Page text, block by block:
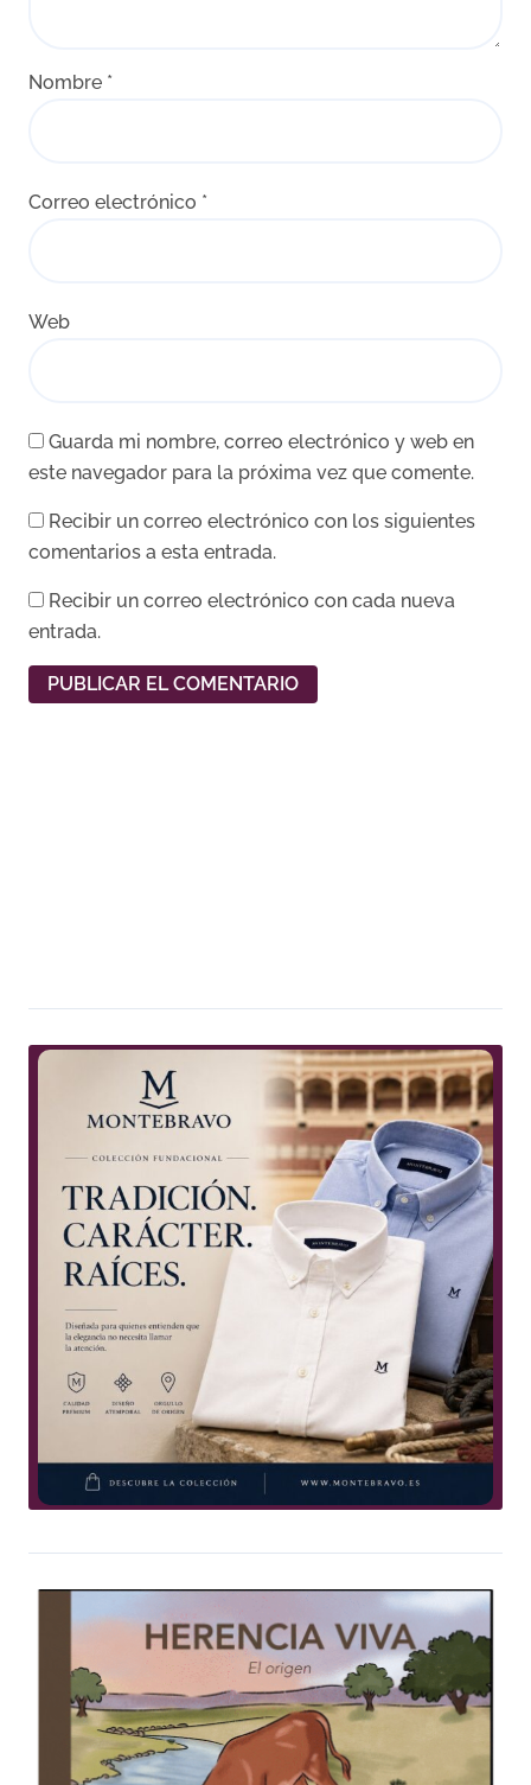
Nombre *
Correo electrónico *
Web
Guarda mi nombre, correo electrónico y web en
este navegador para la próxima vez que comente.
Recibir un correo electrónico con los siguientes
comentarios a esta entrada.
Recibir un correo electrónico con cada nueva
entrada.